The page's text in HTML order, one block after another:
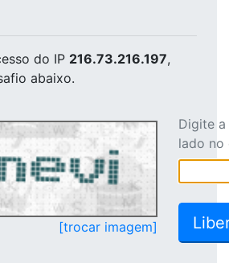
do IP 216.73.216.197,
abaixo.
[trocar imagem]
Digite
lado no